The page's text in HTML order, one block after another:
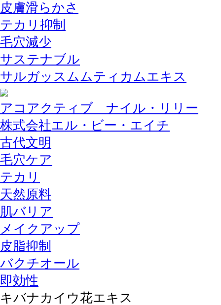
皮膚滑らかさ
テカリ抑制
毛穴減少
サステナブル
サルガッスムムティカムエキス
アコアクティブ ナイル・リリー
株式会社エル・ビー・エイチ
古代文明
毛穴ケア
テカリ
天然原料
肌バリア
メイクアップ
皮脂抑制
バクチオール
即効性
キバナカイウ花エキス